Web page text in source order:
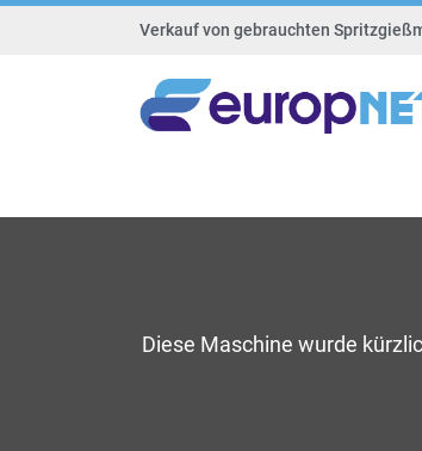
Verkauf von gebrauchten
Diese Maschine wurde